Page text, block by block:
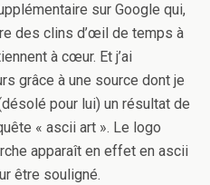
sur Google qui,
des clins d’œil de temps à
à cœur. Et j’ai
grâce à une source dont je
pour lui) un résultat de
« ascii art ». Le logo
apparaît en effet en ascii
être souligné.